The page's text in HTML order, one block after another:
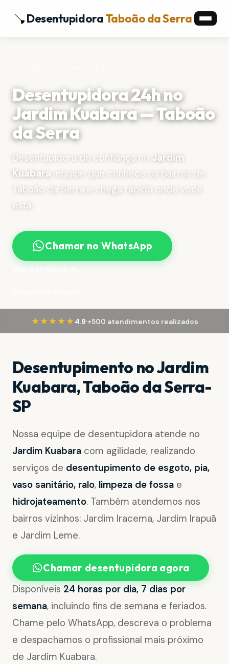
DesentupidoraTaboão da Serra
Desentupidora 24h no
Jardim Kuabara — Taboão
da Serra
Desentupidora de confiança no Jardim
Kuabara: equipe que conhece os bairros de
Taboão da Serra e chega rápido onde você
está.
Chamar no WhatsApp
Ver serviços →
★★★★★ 4.9·+500 atendimentos realizados
Desentupimento no Jardim
Kuabara, Taboão da Serra-
SP
Nossa equipe de desentupidora atende no
Jardim Kuabara com agilidade, realizando
serviços de desentupimento de esgoto, pia,
vaso sanitário, ralo, limpeza de fossa e
hidrojateamento. Também atendemos nos
bairros vizinhos: Jardim Iracema, Jardim Irapuã
e Jardim Leme.
Chamar desentupidora agora
Disponíveis 24 horas por dia, 7 dias por
semana, incluindo fins de semana e feriados.
Chame pelo WhatsApp, descreva o problema
e despachamos o profissional mais próximo
de Jardim Kuabara.